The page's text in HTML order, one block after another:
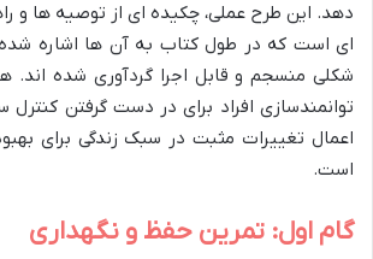
دهد. این طرح عملی، چکیده ای از توصیه ها و
ای است که در طول کتاب به آن ها اشاره
شکلی منسجم و قابل اجرا گردآوری شده اند.
توانمندسازی افراد برای در دست گرفتن
اعمال تغییرات مثبت در سبک زندگی برای
است.
گام اول: تمرین حفظ و نگهداری